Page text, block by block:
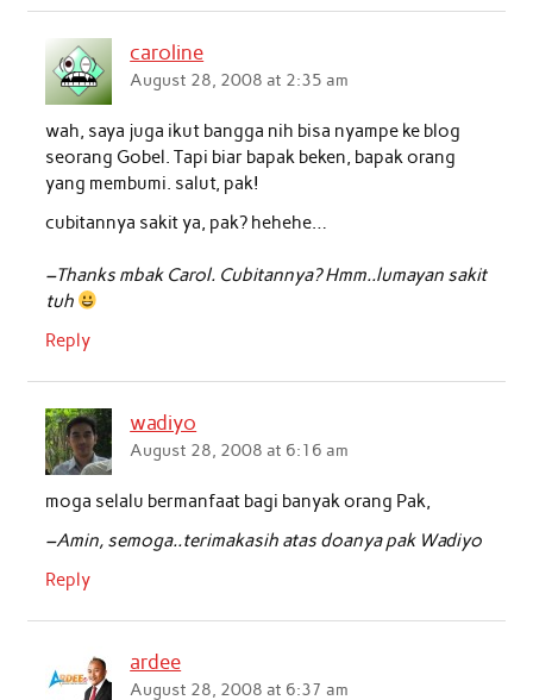
caroline
August 28, 2008 at 2:35 am
wah, saya juga ikut bangga nih bisa nyampe ke blog
seorang Gobel. Tapi biar bapak beken, bapak orang
yang membumi. salut, pak!
cubitannya sakit ya, pak? hehehe…
–Thanks mbak Carol. Cubitannya? Hmm..lumayan sakit
tuh
Reply
wadiyo
August 28, 2008 at 6:16 am
moga selalu bermanfaat bagi banyak orang Pak,
–Amin, semoga..terimakasih atas doanya pak Wadiyo
Reply
ardee
August 28, 2008 at 6:37 am